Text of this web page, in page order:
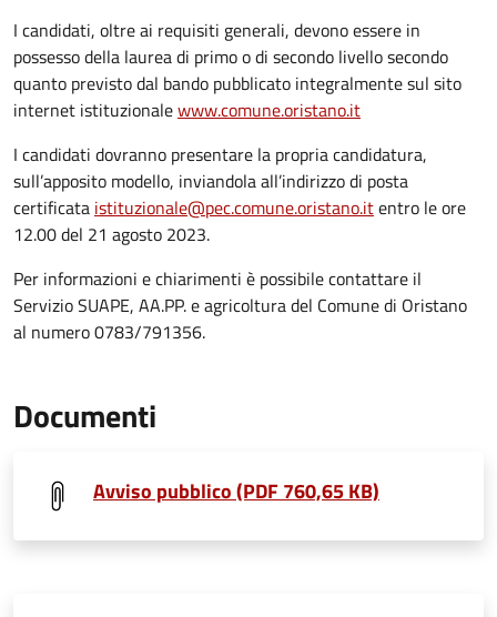
I candidati, oltre ai requisiti generali, devono essere in
possesso della laurea di primo o di secondo livello secondo
quanto previsto dal bando pubblicato integralmente sul sito
internet istituzionalewww.comune.oristano.it
I candidati dovranno presentare la propria candidatura,
sull’apposito modello, inviandola all’indirizzo di posta
certificata istituzionale@pec.comune.oristano.itentro le ore
12.00 del 21 agosto 2023.
Per informazioni e chiarimenti è possibile contattare il
Servizio SUAPE, AA.PP. e agricoltura del Comune di Oristano
al numero 0783/791356.
Documenti
Avviso pubblico (PDF 760,65 KB)